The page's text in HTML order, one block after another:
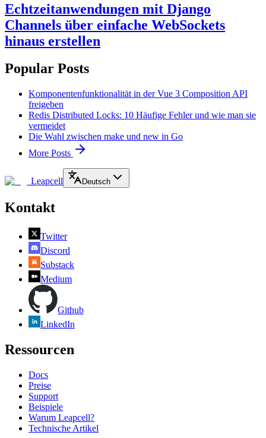
Echtzeitanwendungen mit Django
Channels über einfache WebSockets
hinaus erstellen
Popular Posts
Komponentenfunktionalität in der Vue 3 Composition API
freigeben
Redis Distributed Locks: 10 Häufige Fehler und wie man sie
vermeidet
Die Wahl zwischen make und new in Go
More Posts
Leapcell Deutsch
Kontakt
Twitter
Discord
Substack
Medium
Github
LinkedIn
Ressourcen
Docs
Preise
Support
Beispiele
Warum Leapcell?
Technische Artikel